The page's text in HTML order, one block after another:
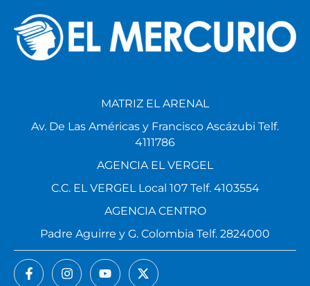
MATRIZ EL ARENAL
Av. De Las Américas y Francisco Ascázubi Telf.
4111786
AGENCIA EL VERGEL
C.C. EL VERGEL Local 107 Telf. 4103554
AGENCIA CENTRO
Padre Aguirre y G. Colombia Telf. 2824000